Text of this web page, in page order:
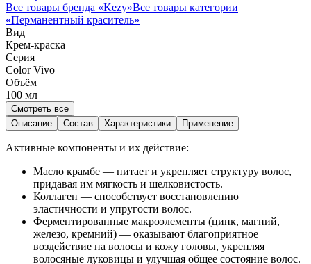
Все товары бренда «Kezy»Все товары категории
«Перманентный краситель»
Вид
Крем-краска
Серия
Color Vivo
Объём
100 мл
Смотреть все
Описание
Состав Характеристики Применение
Активные компоненты и их действие:
Масло крамбе — питает и укрепляет структуру волос,
придавая им мягкость и шелковистость.
Коллаген — способствует восстановлению
эластичности и упругости волос.
Ферментированные макроэлементы (цинк, магний,
железо, кремний) — оказывают благоприятное
воздействие на волосы и кожу головы, укрепляя
волосяные луковицы и улучшая общее состояние волос.